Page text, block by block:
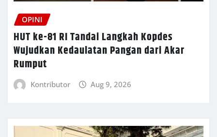
OPINI
HUT ke-81 RI Tandai Langkah Kopdes
Wujudkan Kedaulatan Pangan dari Akar
Rumput
Kontributor Aug 9, 2026